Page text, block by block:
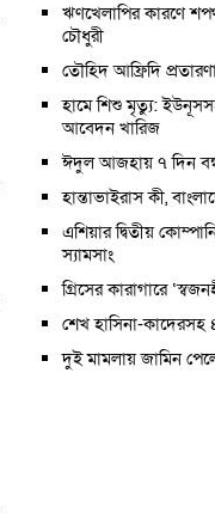
ঋণখেলাপির কারণে
চৌধুরী
তৌহিদ আফ্রিদি
হামে শিশু মৃত্যু:
আবেদন খারিজ
ঈদুল আজহায় ৭ দিন
হান্তাভাইরাস কী,
এশিয়ার দ্বিতীয়
স্যামসাং
গ্রিসের কারাগারে
শেখ হাসিনা-কাদেরসহ
দুই মামলায় জামিন